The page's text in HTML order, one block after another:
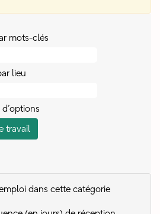
mots-clés
lieu
dans cette catégorie